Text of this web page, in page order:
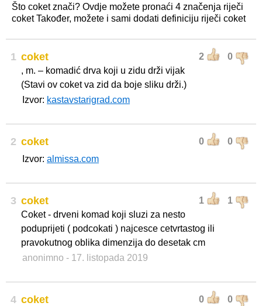
Što coket znači? Ovdje možete pronaći 4 značenja riječi
coket Također, možete i sami dodati definiciju riječi coket
1 2 0
coket
, m. – komadić drva koji u zidu drži vijak
(Stavi ov coket va zid da boje sliku drži.)
Izvor: kastavstarigrad.com
2 0 0
coket
Izvor: almissa.com
3 1 1
coket
Coket - drveni komad koji sluzi za nesto
poduprijeti ( podcokati ) najcesce cetvrtastog ili
pravokutnog oblika dimenzija do desetak cm
anonimno - 17. listopada 2019
4 0 0
coket